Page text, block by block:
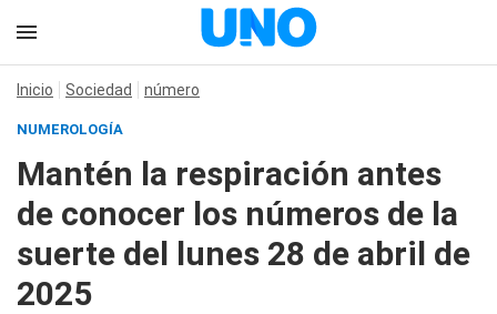
Inicio Sociedad número
NUMEROLOGÍA
Mantén la respiración antes
de conocer los números de la
suerte del lunes 28 de abril de
2025